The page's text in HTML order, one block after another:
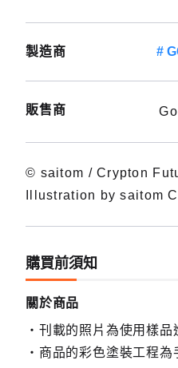
製造商
販售商
© saitom / Crypton
Illustration by saitom
購買前須知
關於商品
刊載的照片為使用樣品
商品的彩色塗裝工程為